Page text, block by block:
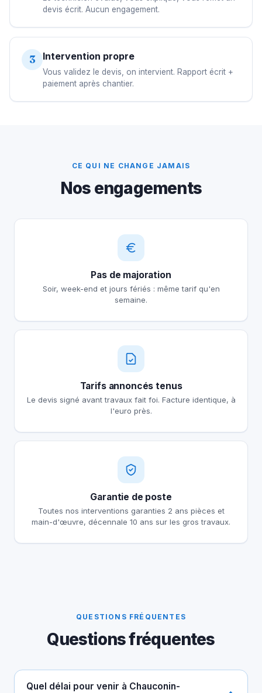
devis écrit. Aucun engagement.
3 Intervention propre
Vous validez le devis, on intervient. Rapport écrit +
paiement après chantier.
CE QUI NE CHANGE JAMAIS
Nos engagements
Pas de majoration
Soir, week-end et jours fériés : même tarif qu'en
semaine.
Tarifs annoncés tenus
Le devis signé avant travaux fait foi. Facture identique, à
l'euro près.
Garantie de poste
Toutes nos interventions garanties 2 ans pièces et
main-d'œuvre, décennale 10 ans sur les gros travaux.
QUESTIONS FRÉQUENTES
Questions fréquentes
Quel délai pour venir à Chauconin-